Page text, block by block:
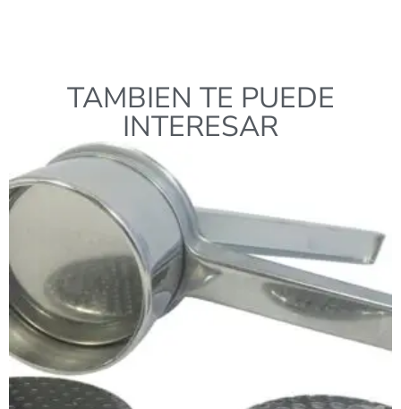
TAMBIEN TE PUEDE
INTERESAR